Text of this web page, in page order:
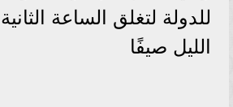
للدولة لتغلق الساعة
الليل صيفًا